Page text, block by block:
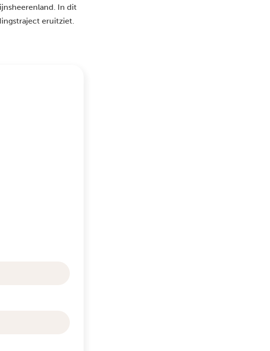
In dit
eruitziet.